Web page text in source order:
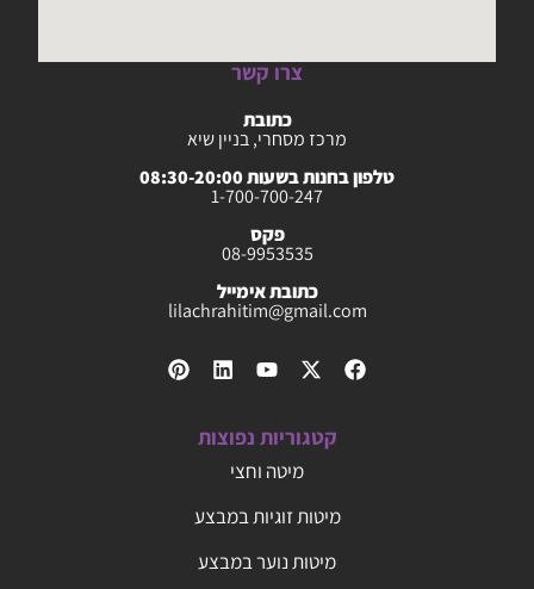
צרו קשר
כתובת
מרכז מסחרי, בניין שיא
טלפון בחנות בשעות 08:30-20:00
1-700-700-247
פקס
08-9953535
כתובת אימייל
lilachrahitim@gmail.com
קטגוריות נפוצות
מיטה וחצי
מיטות זוגיות במבצע
מיטות נוער במבצע